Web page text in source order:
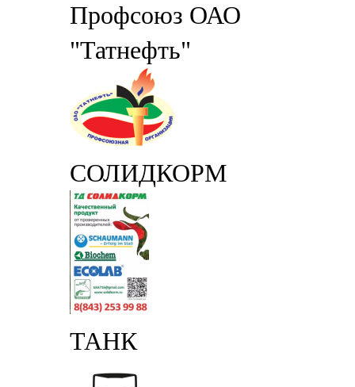
Профсоюз ОАО
"Татнефть"
СОЛИДКОРМ
ТАНК